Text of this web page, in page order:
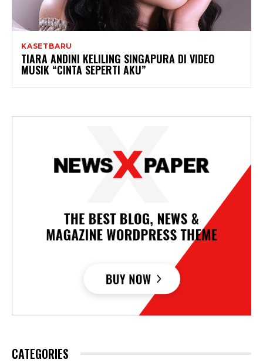
KASETBARU
TIARA ANDINI KELILING SINGAPURA DI VIDEO
MUSIK “CINTA SEPERTI AKU”
CATEGORIES